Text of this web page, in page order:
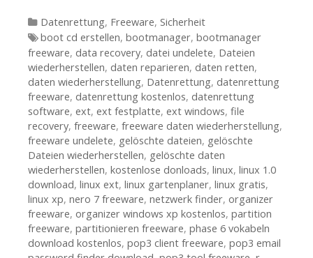
Kategorien
Datenrettung, Freeware, Sicherheit
Tags
boot cd erstellen, bootmanager, bootmanager
freeware, data recovery, datei undelete, Dateien
wiederherstellen, daten reparieren, daten retten,
daten wiederherstellung, Datenrettung, datenrettung
freeware, datenrettung kostenlos, datenrettung
software, ext, ext festplatte, ext windows, file
recovery, freeware, freeware daten wiederherstellung,
freeware undelete, gelöschte dateien, gelöschte
Dateien wiederherstellen, gelöschte daten
wiederherstellen, kostenlose donloads, linux, linux 1.0
download, linux ext, linux gartenplaner, linux gratis,
linux xp, nero 7 freeware, netzwerk finder, organizer
freeware, organizer windows xp kostenlos, partition
freeware, partitionieren freeware, phase 6 vokabeln
download kostenlos, pop3 client freeware, pop3 email